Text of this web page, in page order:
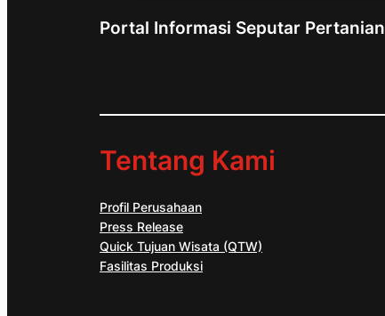
Portal Informasi Seputar Pertanian
Tentang Kami
Profil Perusahaan
Press Release
Quick Tujuan Wisata (QTW)
Fasilitas Produksi